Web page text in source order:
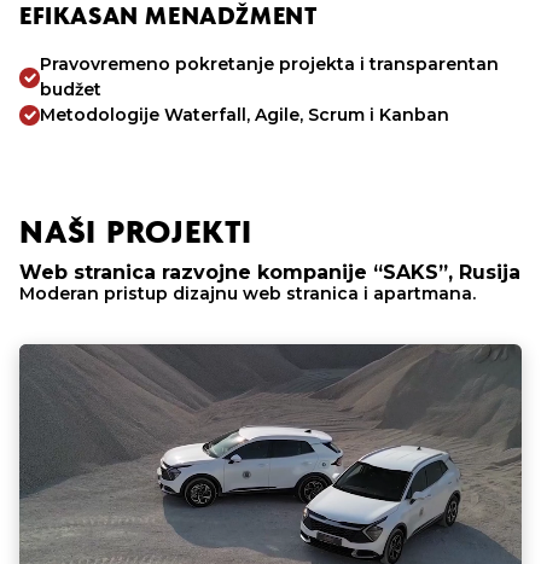
EFIKASAN MENADŽMENT
Pravovremeno pokretanje projekta i transparentan
budžet
Metodologije Waterfall, Agile, Scrum i Kanban
NAŠI PROJEKTI
Web stranica razvojne kompanije “SAKS”, Rusija
Moderan pristup dizajnu web stranica i apartmana.